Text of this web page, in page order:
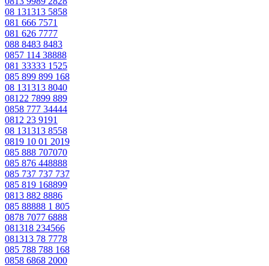
08 131313 5858
081 666 7571
081 626 7777
088 8483 8483
0857 114 38888
081 33333 1525
085 899 899 168
08 131313 8040
08122 7899 889
0858 777 34444
0812 23 9191
08 131313 8558
0819 10 01 2019
085 888 707070
085 876 448888
085 737 737 737
085 819 168899
0813 882 8886
085 88888 1 805
0878 7077 6888
081318 234566
081313 78 7778
085 788 788 168
0858 6868 2000